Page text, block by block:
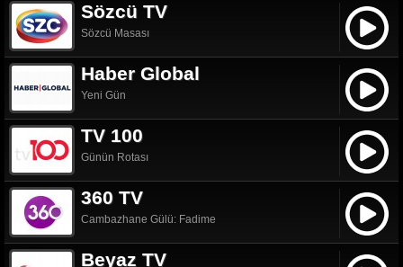
Sözcü TV
Sözcü Masası
Haber Global
Yeni Gün
TV 100
Günün Rotası
360 TV
Cambazhane Gülü: Fadime
Beyaz TV